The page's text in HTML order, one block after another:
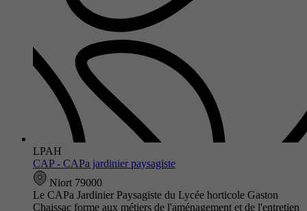
LPAH
CAP - CAPa jardinier paysagiste
Niort 79000
Le CAPa Jardinier Paysagiste du Lycée horticole Gaston
Chaissac forme aux métiers de l'aménagement et de l'entretien